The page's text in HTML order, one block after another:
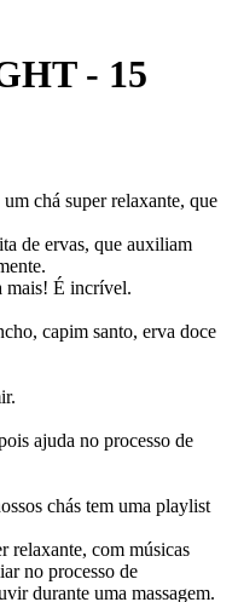
- 15
chá super relaxante, que
de ervas, que auxiliam
mais! É incrível.
capim santo, erva doce
ajuda no processo de
chás tem uma playlist
com músicas
no processo de
durante uma massagem.